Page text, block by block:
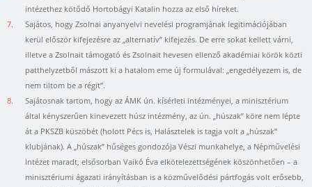
intézethez kötődő Hortobágyi Katalin hozza az első híreket.
7.
Sajátos, hogy Zsolnai anyanyelvi nevelési programjának legitimációjában
kerül először kifejezésre az „alternatív” kifejezés. De erre sokat kellett várni,
illetve a Zsolnait támogató és Zsolnait hevesen ellenző akadémiai körök közti
patthelyzetből mászott ki a hatalom eme új formulával: „engedélyezem is, de
nem tiltom be a régit”.
8.
Sajátosnak tartom, hogy az ÁMK ún. kísérleti intézményei, a minisztérium
által kényszerűen kinevezett húsz intézmény, az ún. „húszak” köre nem lépte
át a PKSZB küszöbét (holott Pécs is, Halásztelek is tagja volt a „húszak”
klubjának). A „húszak” hűséges gondozója Vészi munkahelye, a Népművelési
Intézet maradt, elsősorban Vaikó Éva elkötelezettségének köszönhetően – a
minisztériumi ágazati irányításban is a közművelődési pártfogás volt erősebb,